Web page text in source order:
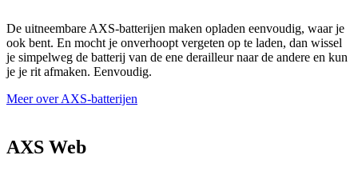
De uitneembare AXS-batterijen maken opladen eenvoudig, waar je
ook bent. En mocht je onverhoopt vergeten op te laden, dan wissel
je simpelweg de batterij van de ene derailleur naar de andere en kun
je je rit afmaken. Eenvoudig.
Meer over AXS-batterijen
AXS Web